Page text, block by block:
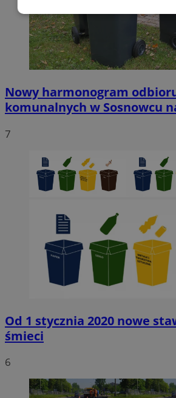
Nowy harmonogram
komunalnych w Sosnowcu
7
Od 1 stycznia 2020 nowe
śmieci
6
Niezbędne
Funkcjonalność
Niezbędne pliki cookie umożliwiają
ze strony internetowej.
Nazwa
SessID
euds